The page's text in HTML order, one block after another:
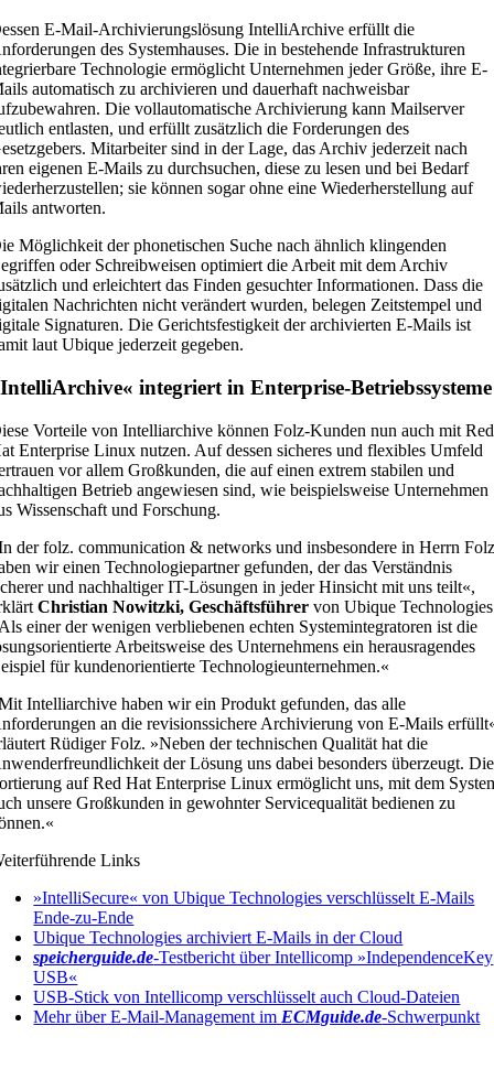
E-Mail-Archivierungslösung IntelliArchive erfüllt die
des Systemhauses. Die in bestehende Infrastrukturen
Technologie ermöglicht Unternehmen jeder Größe, ihre E-
automatisch zu archivieren und dauerhaft nachweisbar
Die vollautomatische Archivierung kann Mailserver
entlasten, und erfüllt zusätzlich die Forderungen des
Mitarbeiter sind in der Lage, das Archiv jederzeit nach
eigenen E-Mails zu durchsuchen, diese zu lesen und bei Bedarf
sie können sogar ohne eine Wiederherstellung auf
antworten.
Möglichkeit der phonetischen Suche nach ähnlich klingenden
oder Schreibweisen optimiert die Arbeit mit dem Archiv
und erleichtert das Finden gesuchter Informationen. Dass die
Nachrichten nicht verändert wurden, belegen Zeitstempel und
Signaturen. Die Gerichtsfestigkeit der archivierten E-Mails ist
laut Ubique jederzeit gegeben.
integriert in Enterprise-Betriebssysteme
Vorteile von Intelliarchive können Folz-Kunden nun auch mit Red
Enterprise Linux nutzen. Auf dessen sicheres und flexibles Umfeld
vor allem Großkunden, die auf einen extrem stabilen und
Betrieb angewiesen sind, wie beispielsweise Unternehmen
Wissenschaft und Forschung.
der folz. communication & networks und insbesondere in Herrn
wir einen Technologiepartner gefunden, der das Verständnis
und nachhaltiger IT-Lösungen in jeder Hinsicht mit uns teilt«,
Christian Nowitzki, Geschäftsführer von Ubique
einer der wenigen verbliebenen echten Systemintegratoren ist die
Arbeitsweise des Unternehmens ein herausragendes
für kundenorientierte Technologieunternehmen.«
Intelliarchive haben wir ein Produkt gefunden, das alle
an die revisionssichere Archivierung von E-Mails
Rüdiger Folz. »Neben der technischen Qualität hat die
der Lösung uns dabei besonders überzeugt. Die
auf Red Hat Enterprise Linux ermöglicht uns, mit dem
unsere Großkunden in gewohnter Servicequalität bedienen zu
Links
»IntelliSecure« von Ubique Technologies verschlüsselt E-Mails
Ende-zu-Ende
Ubique Technologies archiviert E-Mails in der Cloud
speicherguide.de-Testbericht über Intellicomp »IndependenceKey
USB«
USB-Stick von Intellicomp verschlüsselt auch Cloud-Dateien
Mehr über E-Mail-Management im ECMguide.de-Schwerpunkt